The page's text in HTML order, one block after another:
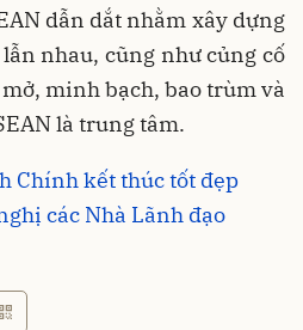
dẫn dắt nhằm xây dựng
nhau, cũng như củng cố
minh bạch, bao trùm và
là trung tâm.
Chính kết thúc tốt đẹp
các Nhà Lãnh đạo